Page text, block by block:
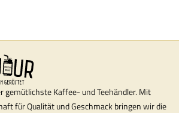
gemütlichste Kaffee- und Teehändler. Mit
für Qualität und Geschmack bringen wir die